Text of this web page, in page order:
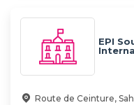
EPI
Route de Ceinture,